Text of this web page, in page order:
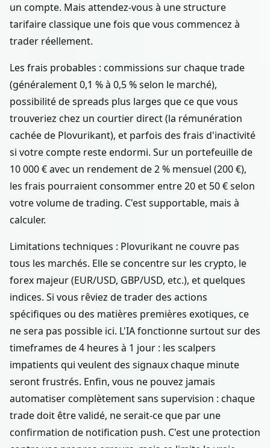
un compte. Mais attendez-vous à une structure
tarifaire classique une fois que vous commencez à
trader réellement.
Les frais probables : commissions sur chaque trade
(généralement 0,1 % à 0,5 % selon le marché),
possibilité de spreads plus larges que ce que vous
trouveriez chez un courtier direct (la rémunération
cachée de Plovurikant), et parfois des frais d'inactivité
si votre compte reste endormi. Sur un portefeuille de
10 000 € avec un rendement de 2 % mensuel (200 €),
les frais pourraient consommer entre 20 et 50 € selon
votre volume de trading. C'est supportable, mais à
calculer.
Limitations techniques : Plovurikant ne couvre pas
tous les marchés. Elle se concentre sur les crypto, le
forex majeur (EUR/USD, GBP/USD, etc.), et quelques
indices. Si vous rêviez de trader des actions
spécifiques ou des matières premières exotiques, ce
ne sera pas possible ici. L'IA fonctionne surtout sur des
timeframes de 4 heures à 1 jour : les scalpers
impatients qui veulent des signaux chaque minute
seront frustrés. Enfin, vous ne pouvez jamais
automatiser complètement sans supervision : chaque
trade doit être validé, ne serait-ce que par une
confirmation de notification push. C'est une protection